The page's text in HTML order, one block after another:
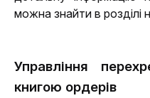
можна знайти в розділі
Управління
книгою ордерів